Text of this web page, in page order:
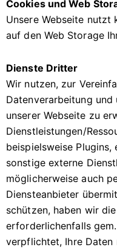
Cookies und Web
Unsere Webseite
auf den Web Storage
Dienste Dritter
Wir nutzen, zur
Datenverarbeitung und
unserer Webseite zu
Dienstleistungen/
beispielsweise
sonstige externe
möglicherweise auch
Diensteanbieter
schützen, haben wir
erforderlichenfalls
verpflichtet, Ihre Daten